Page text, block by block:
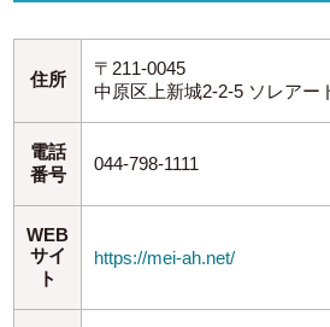
住所
〒211-0045
中原区上新城2-2-5 ソレアー
電話
番号
044-798-1111
WEB
サイ
ト
https://mei-ah.net/